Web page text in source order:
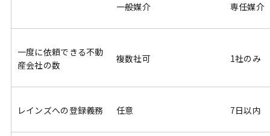
一般媒介 専任媒介
一度に依頼できる不動
産会社の数
複数社可 1社のみ
レインズへの登録義務 任意 7日以内